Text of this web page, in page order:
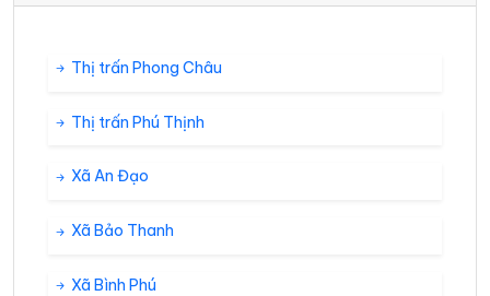
Thị trấn Phong Châu
Thị trấn Phú Thịnh
Xã An Đạo
Xã Bảo Thanh
Xã Bình Phú